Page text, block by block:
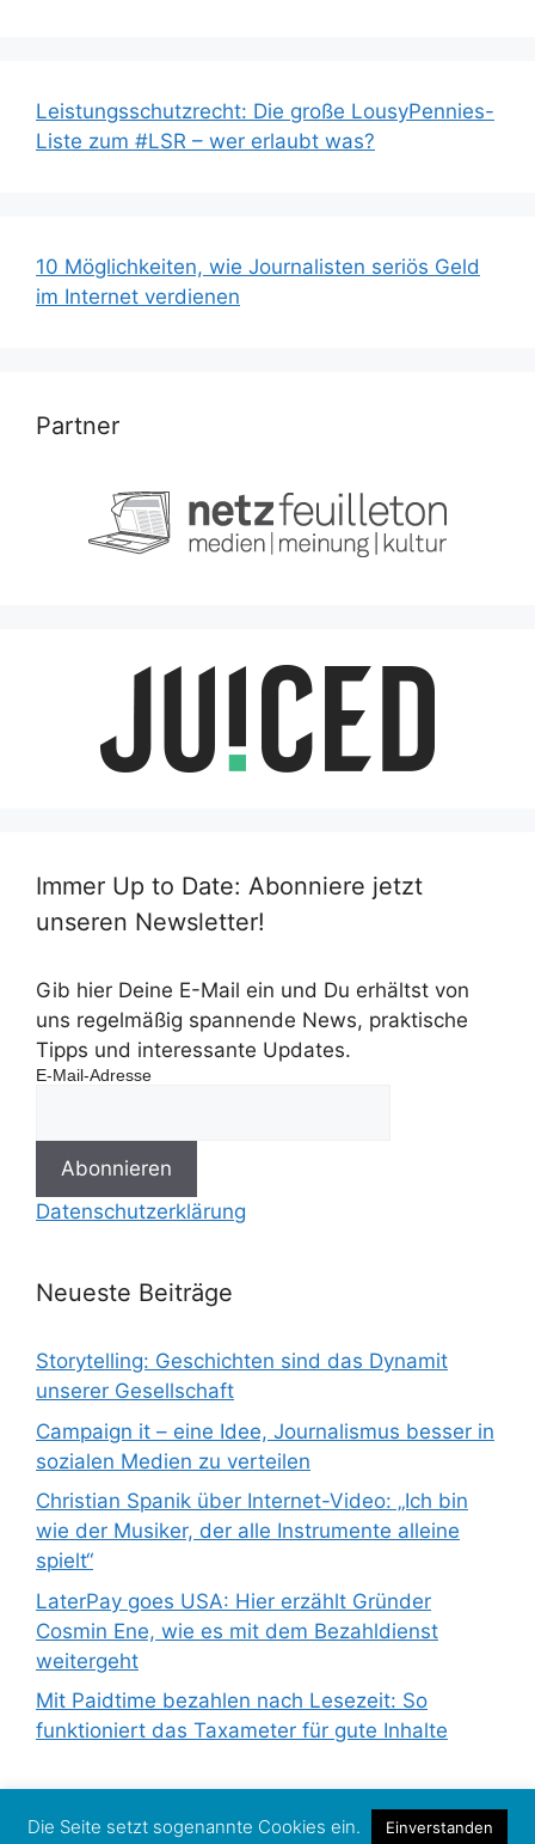
Leistungsschutzrecht: Die große LousyPennies-
Liste zum #LSR – wer erlaubt was?
10 Möglichkeiten, wie Journalisten seriös Geld
im Internet verdienen
Partner
Immer Up to Date: Abonniere jetzt
unseren Newsletter!
Gib hier Deine E-Mail ein und Du erhältst von
uns regelmäßig spannende News, praktische
Tipps und interessante Updates.
E-Mail-Adresse
Datenschutzerklärung
Neueste Beiträge
Storytelling: Geschichten sind das Dynamit
unserer Gesellschaft
Campaign it – eine Idee, Journalismus besser in
sozialen Medien zu verteilen
Christian Spanik über Internet-Video: „Ich bin
wie der Musiker, der alle Instrumente alleine
spielt“
LaterPay goes USA: Hier erzählt Gründer
Cosmin Ene, wie es mit dem Bezahldienst
weitergeht
Mit Paidtime bezahlen nach Lesezeit: So
funktioniert das Taxameter für gute Inhalte
Die Seite setzt sogenannte Cookies ein. Einverstanden